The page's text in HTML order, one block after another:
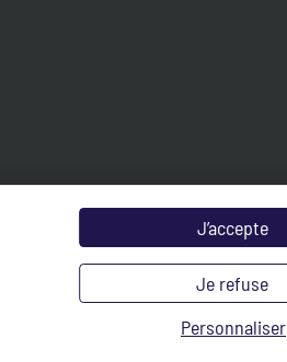
J’accepte
Je refuse
Personnaliser